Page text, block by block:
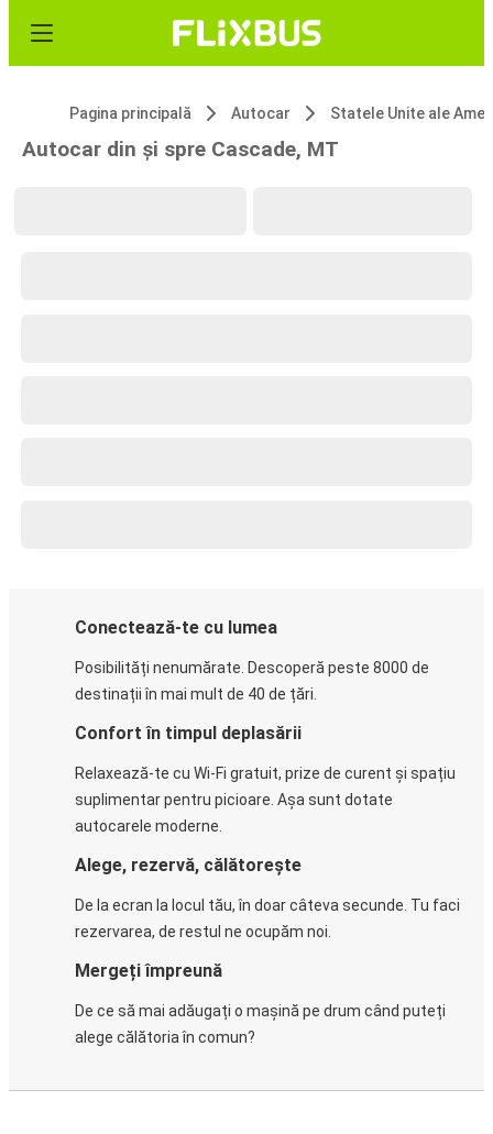
Pagina principală Autocar
Autocar din și spre Cascade, MT
Conectează-te cu lumea
Posibilități nenumărate. Descoperă peste 8000 de
destinații în mai mult de 40 de țări.
Confort în timpul deplasării
Relaxează-te cu Wi-Fi gratuit, prize de curent și spațiu
suplimentar pentru picioare. Așa sunt dotate
autocarele moderne.
Alege, rezervă, călătorește
De la ecran la locul tău, în doar câteva secunde. Tu faci
rezervarea, de restul ne ocupăm noi.
Mergeți împreună
De ce să mai adăugați o mașină pe drum când puteți
alege călătoria în comun?